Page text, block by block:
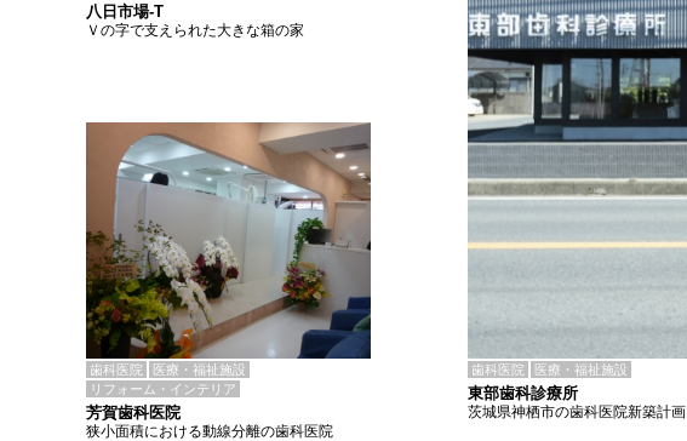
八日市場-T
Ｖの字で支えられた大きな箱の家
歯科医院
医療・福祉施設
リフォーム・インテリア
芳賀歯科医院
狭小面積における動線分離の歯科医院
歯科医院 医療・福祉施設
東部歯科診療所
茨城県神栖市の歯科医院新築計画